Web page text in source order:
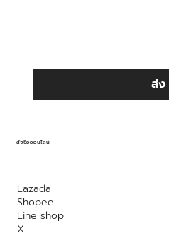
สั่งซื้อออนไลน์
Lazada
Shopee
Line shop
X
ส่ง